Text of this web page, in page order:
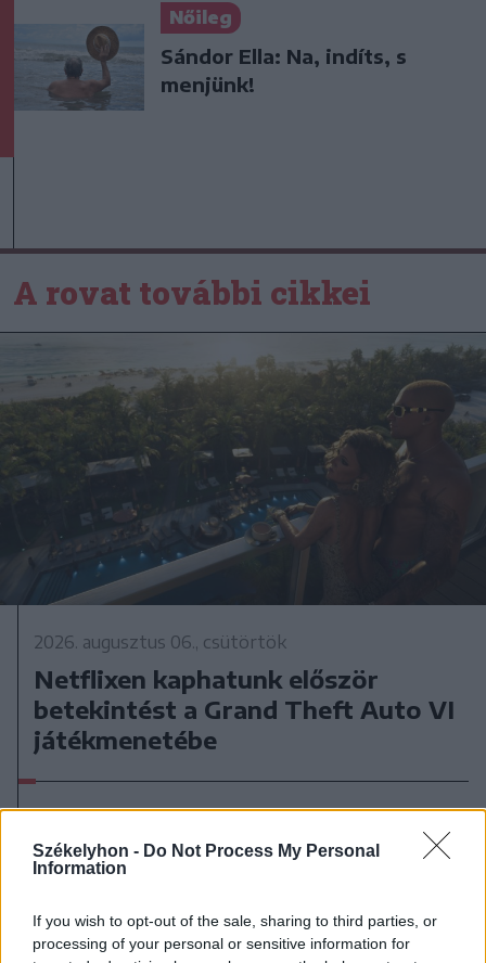
Székelyhon - Do Not Process My Personal
Information
If you wish to opt-out of the sale, sharing to third parties, or
processing of your personal or sensitive information for
Nőileg
Sándor Ella: Na, indíts, s
menjünk!
A rovat további cikkei
2026. augusztus 06., csütörtök
Netflixen kaphatunk először
betekintést a Grand Theft Auto VI
játékmenetébe